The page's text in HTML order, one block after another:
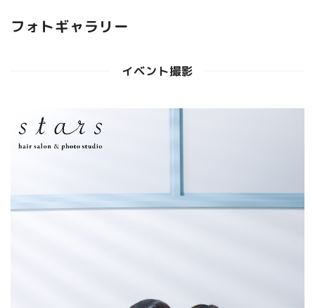
フォトギャラリー
イベント撮影